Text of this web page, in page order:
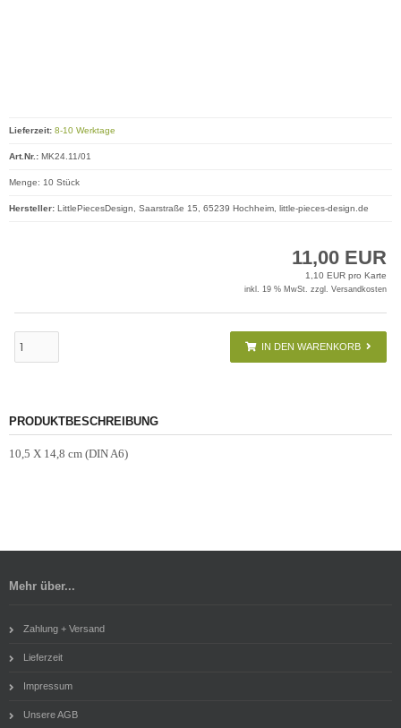
11,00 EUR
1,10 EUR pro Karte
inkl. 19 % MwSt. zzgl. Versandkosten
IN DEN WARENKORB
Lieferzeit: 8-10 Werktage
Art.Nr.: MK24.11/01
Menge: 10 Stück
Hersteller: LittlePiecesDesign, Saarstraße 15, 65239 Hochheim, little-pieces-design.de
PRODUKTBESCHREIBUNG
10,5 X 14,8 cm (DIN A6)
Mehr über...
Zahlung + Versand
Lieferzeit
Impressum
Unsere AGB